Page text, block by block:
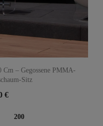
Cm – Gegossene PMMA-
Sitz
€
200